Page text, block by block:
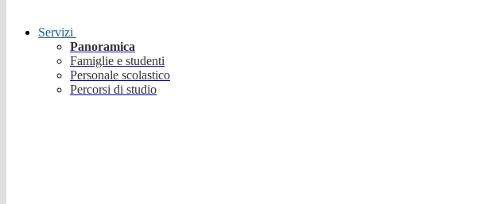
Servizi
Panoramica
Famiglie e studenti
Personale scolastico
Percorsi di studio